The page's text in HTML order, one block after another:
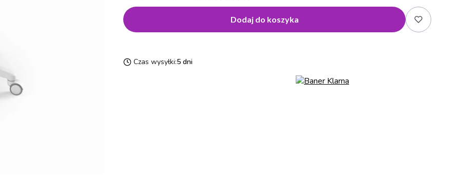
Dodaj do koszyka
Czas wysyłki:5 dni